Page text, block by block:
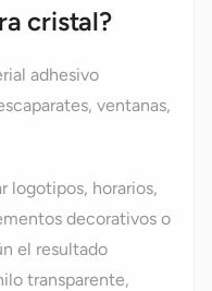
cristal?
adhesivo
ventanas,
logotipos, horarios,
decorativos o
el resultado
transparente,